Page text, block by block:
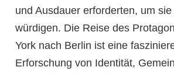
und Ausdauer erforderten, um sie
würdigen. Die Reise des
York nach Berlin ist eine
Erforschung von Identität,